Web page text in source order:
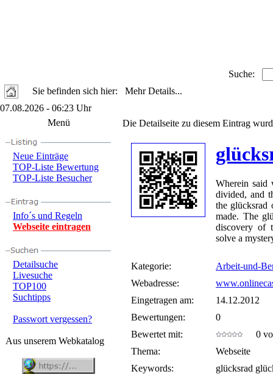
Suche:
Sie befinden sich hier: Mehr Details...
07.08.2026 - 06:23 Uhr
Menü
Neue Einträge
TOP-Liste Bewertung
TOP-Liste Besucher
Info´s und Regeln
Webseite eintragen
Detailsuche
Livesuche
TOP100
Suchtipps
Passwort vergessen?
Aus unserem Webkatalog
Die Detailseite zu diesem Eintrag
Wherein said
divided, and
the glücksrad
made. The
discovery of
solve a
Kategorie:
Arbeit-und-
Webadresse:
Eingetragen am:
14.12.2012
Bewertungen:
0
Bewertet mit:
0
Thema:
Webseite
Keywords:
glücksrad